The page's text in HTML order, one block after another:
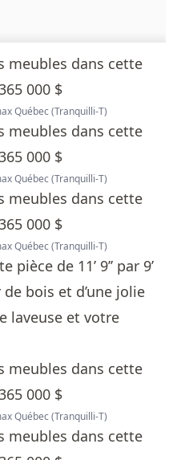
Québec (Tranquilli-T)
Québec (Tranquilli-T)
Québec (Tranquilli-T)
de 11’ 9’’ par 9’
de bois et d’une jolie
laveuse et votre
Québec (Tranquilli-T)